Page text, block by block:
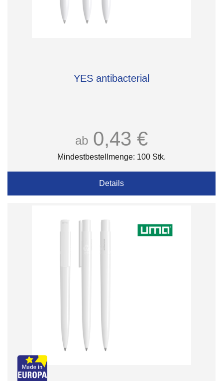
YES antibacterial
ab 0,43 €
Mindestbestellmenge: 100 Stk.
Details